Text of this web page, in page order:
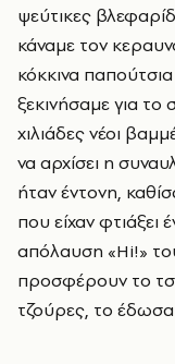
ψεύτικες
κάναμε τον
κόκκινα
ξεκινήσαμε για
χιλιάδες νέοι
να αρχίσει η
ήταν έντονη,
που είχαν φτιάξει
απόλαυση «Hi!»
προσφέρουν το
τζούρες, το έδωσα